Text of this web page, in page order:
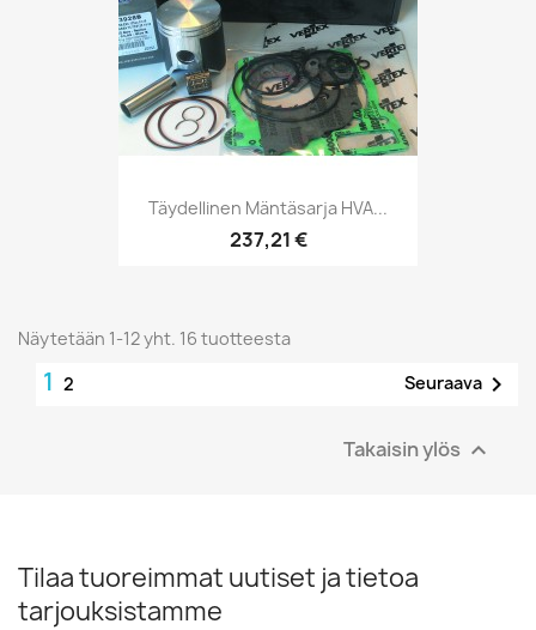
Täydellinen Mäntäsarja HVA...
237,21 €
Näytetään 1-12 yht. 16 tuotteesta
1 2 Seuraava 
Takaisin ylös 
Tilaa tuoreimmat uutiset ja tietoa
tarjouksistamme